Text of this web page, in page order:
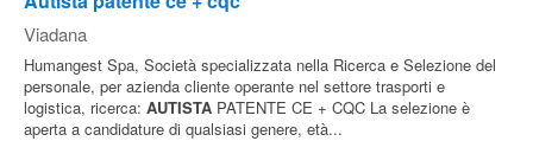
Viadana
Humangest Spa, Società specializzata nella Ricerca e Selezione del
personale, per azienda cliente operante nel settore trasporti e
logistica, ricerca: AUTISTA PATENTE CE + CQC La selezione è
aperta a candidature di qualsiasi genere, età...